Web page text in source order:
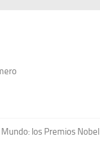
los Premios Nobel